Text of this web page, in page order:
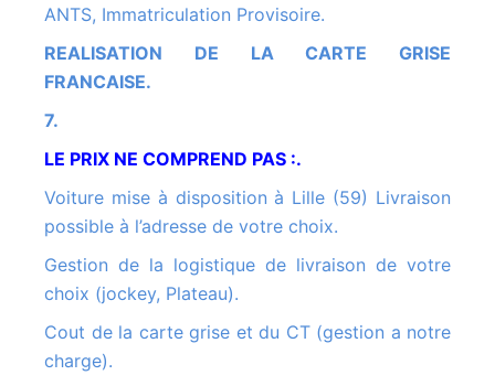
ANTS, Immatriculation Provisoire.
REALISATION DE LA CARTE GRISE
FRANCAISE.
7.
LE PRIX NE COMPREND PAS :.
Voiture mise à disposition à Lille (59) Livraison
possible à l’adresse de votre choix.
Gestion de la logistique de livraison de votre
choix (jockey, Plateau).
Cout de la carte grise et du CT (gestion a notre
charge).